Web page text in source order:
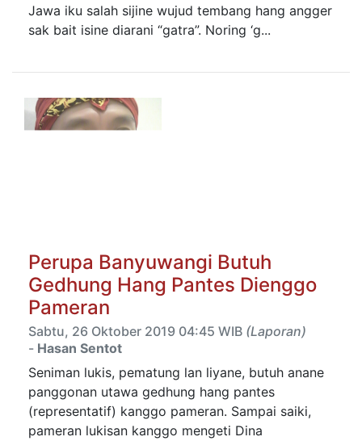
Jawa iku salah sijine wujud tembang hang angger
sak bait isine diarani “gatra”. Noring ‘g...
Perupa Banyuwangi Butuh
Gedhung Hang Pantes Dienggo
Pameran
Sabtu, 26 Oktober 2019 04:45 WIB (Laporan)
- Hasan Sentot
Seniman lukis, pematung lan liyane, butuh anane
panggonan utawa gedhung hang pantes
(representatif) kanggo pameran. Sampai saiki,
pameran lukisan kanggo mengeti Dina